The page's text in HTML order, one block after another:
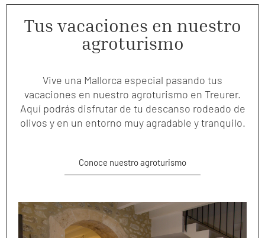
Tus vacaciones en nuestro
agroturismo
Vive una Mallorca especial pasando tus
vacaciones en nuestro agroturismo en Treurer.
Aquí podrás disfrutar de tu descanso rodeado de
olivos y en un entorno muy agradable y tranquilo.
Conoce nuestro agroturismo